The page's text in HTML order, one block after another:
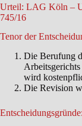
Urteil: LAG Köln –
745/16
Tenor der
Die Berufung
wird
Die Revision
Entscheidungsgründe: